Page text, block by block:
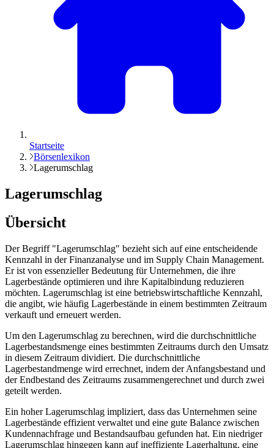
Startseite
Börsenlexikon
Lagerumschlag
Lagerumschlag
Übersicht
Der Begriff "Lagerumschlag" bezieht sich auf eine entscheidende
Kennzahl in der Finanzanalyse und im Supply Chain Management.
Er ist von essenzieller Bedeutung für Unternehmen, die ihre
Lagerbestände optimieren und ihre Kapitalbindung reduzieren
möchten. Lagerumschlag ist eine betriebswirtschaftliche Kennzahl,
die angibt, wie häufig Lagerbestände in einem bestimmten Zeitraum
verkauft und erneuert werden.
Um den Lagerumschlag zu berechnen, wird die durchschnittliche
Lagerbestandsmenge eines bestimmten Zeitraums durch den Umsatz
in diesem Zeitraum dividiert. Die durchschnittliche
Lagerbestandmenge wird errechnet, indem der Anfangsbestand und
der Endbestand des Zeitraums zusammengerechnet und durch zwei
geteilt werden.
Ein hoher Lagerumschlag impliziert, dass das Unternehmen seine
Lagerbestände effizient verwaltet und eine gute Balance zwischen
Kundennachfrage und Bestandsaufbau gefunden hat. Ein niedriger
Lagerumschlag hingegen kann auf ineffiziente Lagerhaltung, eine